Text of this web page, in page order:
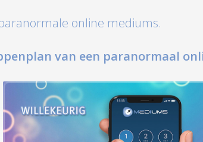
online mediums.
van een paranormaal